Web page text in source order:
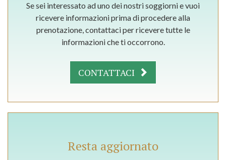
Se sei interessato ad uno dei nostri soggiorni e vuoi
ricevere informazioni prima di procedere alla
prenotazione, contattaci per ricevere tutte le
informazioni che ti occorrono.
CONTATTACI
Resta aggiornato